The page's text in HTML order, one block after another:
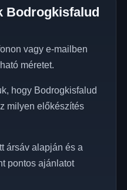
Bodrogkisfalud
vagy e-mailben
méretet.
hogy Bodrogkisfalud
milyen előkészítés
ársáv alapján és a
pontos ajánlatot